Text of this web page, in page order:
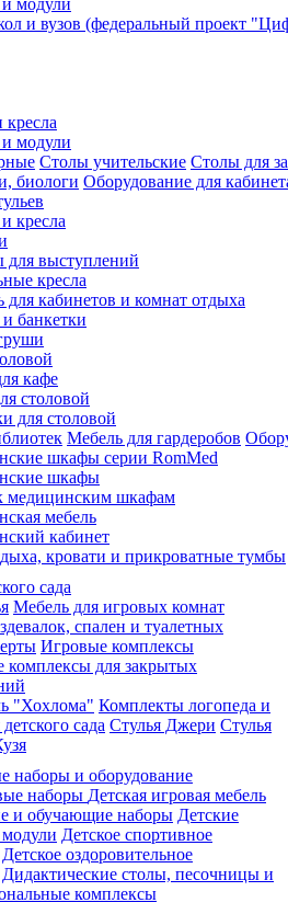
модули
и вузов (федеральный проект
кресла
модули
Столы учительские Столы для
биологи Оборудование для
кресла
для выступлений
кресла
для кабинетов и комнат отдыха
банкетки
кафе
столовой
для столовой
Мебель для гардеробов
шкафы серии RomMed
шкафы
медицинским шкафам
мебель
кабинет
кровати и прикроватные тумбы
сада
Мебель для игровых комнат
спален и туалетных
Игровые комплексы
комплексы для закрытых
"Хохлома" Комплекты логопеда и
сада Стулья Джери Стулья
наборы и оборудование
наборы Детская игровая мебель
и обучающие наборы Детские
Детское спортивное
Детское оздоровительное
Дидактические столы, песочницы и
комплексы